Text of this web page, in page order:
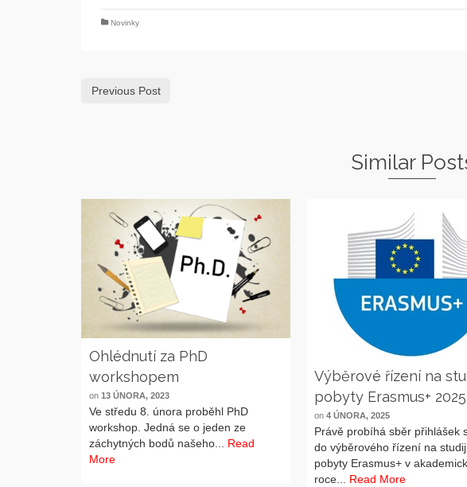
Novinky
Previous Post
Similar
Ohlédnutí za PhD
workshopem
on 13 ÚNORA, 2023
Ve středu 8. února proběhl PhD
workshop. Jedná se o jeden ze
záchytných bodů našeho... Read
More
Výběrové řízení na
pobyty Erasmus+
on4 ÚNORA, 2025
Právě probíhá sběr přihlášek
do výběrového řízení na
pobyty Erasmus+ v
roce... Read More